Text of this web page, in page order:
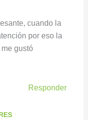
cuando la
por eso la
gustó
Responder